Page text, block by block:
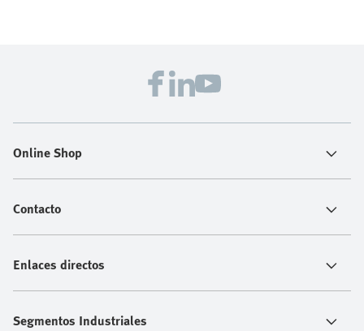
Online Shop
Contacto
Enlaces directos
Segmentos Industriales